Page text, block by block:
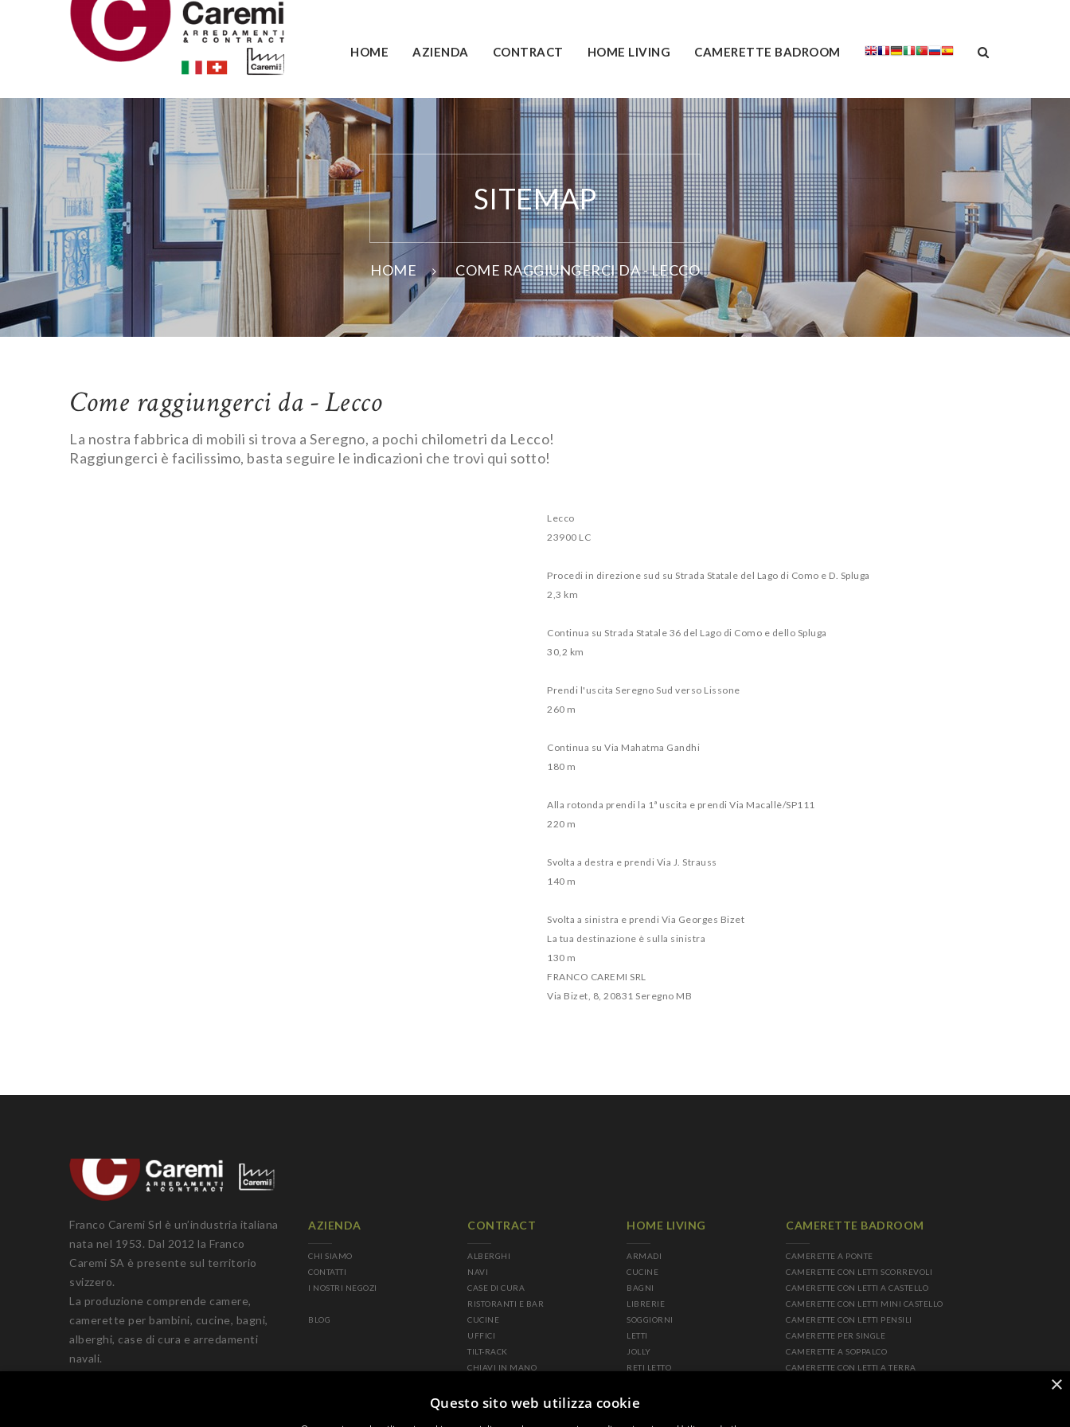
HOME AZIENDA CONTRACT HOME LIVING CAMERETTE BADROOM
SITEMAP
HOME COME RAGGIUNGERCI DA - LECCO
Come raggiungerci da - Lecco
La nostra fabbrica di mobili si trova a Seregno, a pochi chilometri da Lecco!
Raggiungerci è facilissimo, basta seguire le indicazioni che trovi qui sotto!
Lecco
23900 LC
Procedi in direzione sud su Strada Statale del Lago di Como e D. Spluga
2,3 km
Continua su Strada Statale 36 del Lago di Como e dello Spluga
30,2 km
Prendi l'uscita Seregno Sud verso Lissone
260 m
Continua su Via Mahatma Gandhi
180 m
Alla rotonda prendi la 1ª uscita e prendi Via Macallè/SP111
220 m
Svolta a destra e prendi Via J. Strauss
140 m
Svolta a sinistra e prendi Via Georges Bizet
La tua destinazione è sulla sinistra
130 m
FRANCO CAREMI SRL
Via Bizet, 8, 20831 Seregno MB
Franco Caremi Srl è un’industria italiana
nata nel 1953. Dal 2012 la Franco
Caremi SA è presente sul territorio
svizzero.
La produzione comprende camere,
camerette per bambini, cucine, bagni,
alberghi, case di cura e arredamenti
navali.
AZIENDA
CHI SIAMO
CONTATTI
I NOSTRI NEGOZI
BLOG
CONTRACT
ALBERGHI
NAVI
CASE DI CURA
RISTORANTI E BAR
CUCINE
UFFICI
TILT-RACK
CHIAVI IN MANO
HOME LIVING
ARMADI
CUCINE
BAGNI
LIBRERIE
SOGGIORNI
LETTI
JOLLY
RETI LETTO
CAMERETTE BADROOM
CAMERETTE A PONTE
CAMERETTE CON LETTI SCORREVOLI
CAMERETTE CON LETTI A CASTELLO
CAMERETTE CON LETTI MINI CASTELLO
CAMERETTE CON LETTI PENSILI
CAMERETTE PER SINGLE
CAMERETTE A SOPPALCO
CAMERETTE CON LETTI A TERRA
×
Questo sito web utilizza cookie